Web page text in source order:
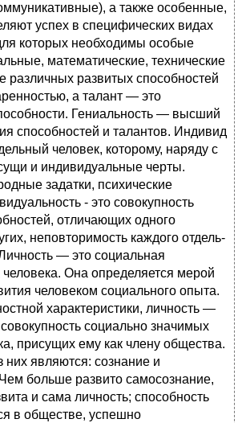
а также особен­ные,
успех в специфических видах
которых необходимы особые
математические, технические
различных развитых способностей
а талант — это
Гениальность — высший
способностей и талантов. Индивид
человек, которому, наряду с
и индивидуальные черты.
задатки, психические
- это совокупность
от­личающих одного
неповторимость каждого отдель­
— это социальная
человека. Она определяется мерой
человеком социального опыта.
характеристики, личность —
социально значимых
присущих ему как члену общества.
являются: сознание и
больше развито самосознание,
и сама личность; способность
в обществе, успешно